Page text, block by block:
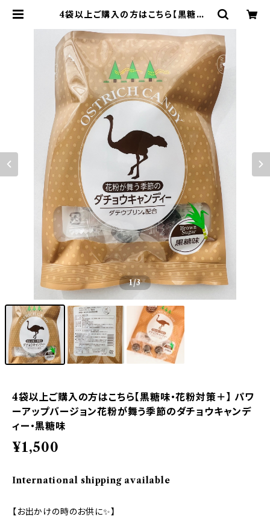
4袋以上ご購入の方はこちら【黒糖味・
花粉が舞う季節のダチョウキャンディ
ー・黒糖味 | ダチョウと雑貨のRiche
1/3
4袋以上ご購入の方はこちら【黒糖味・花粉対策＋】 パワ
ーアップバージョン花粉が舞う季節のダチョウキャンデ
ィー・黒糖味
¥1,500
International shipping available
【お出かけの時のお供に✨】